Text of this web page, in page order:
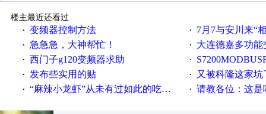
楼主最近还看过
· 变频器控制方法 · 7月7与安川来“
· 急急急，大神帮忙！ · 大连德嘉多功能
· 西门子g120变频器求助 ·
· 发布些实用的贴 · 又被科隆这家坑
· “麻辣小龙虾”从未有过如此的吃法！ · 请教各位：这是